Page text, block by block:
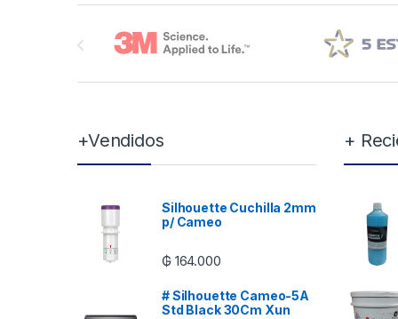
+Vendidos
Silhouette Cuchilla 2mm
p/ Cameo
₲ 164.000
# Silhouette Cameo-5A
Std Black 30Cm Xun
+